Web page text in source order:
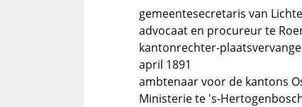
gemeentesecretaris van
advocaat en procureur te
kantonrechter-
april 1891
ambtenaar voor de kantons
Ministerie te 's-